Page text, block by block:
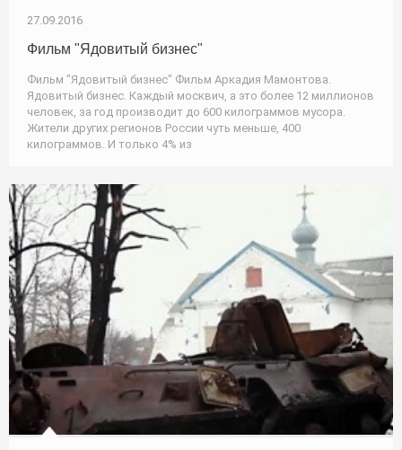
27.09.2016
Фильм "Ядовитый бизнес"
Фильм "Ядовитый бизнес" Фильм Аркадия Мамонтова.
Ядовитый бизнес. Каждый москвич, а это более 12 миллионов
человек, за год производит до 600 килограммов мусора.
Жители других регионов России чуть меньше, 400
килограммов. И только 4% из